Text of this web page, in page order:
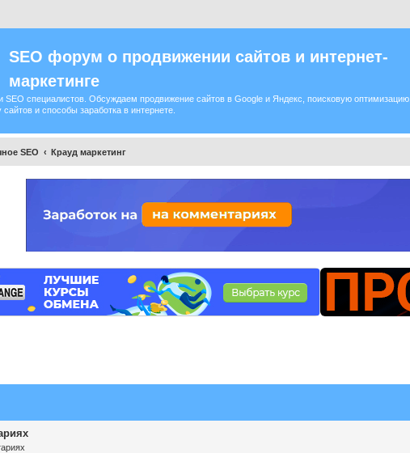
SEO форум о продвижении сайтов и интернет-
маркетинге
специалистов. Обсуждаем продвижение сайтов в Google и Яндекс, поисковую оптимизацию,
сайтов и способы заработка в интернете.
SEO Крауд маркетинг